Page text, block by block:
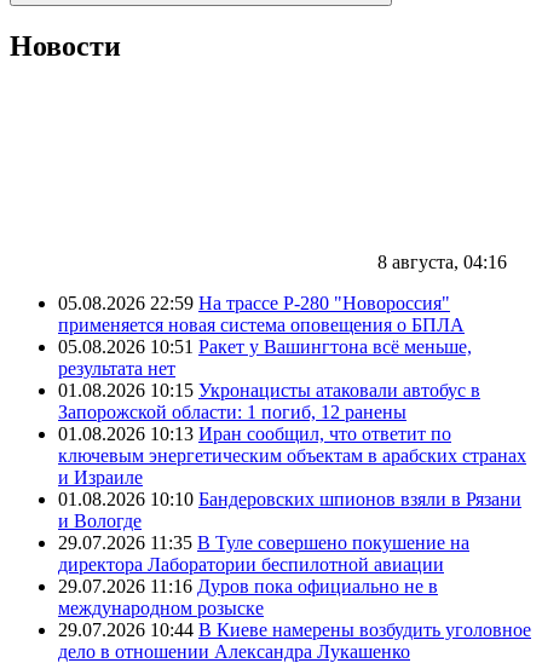
Новости
8 августа, 04:16
05.08.2026 22:59 На трассе Р-280 "Новороссия"
применяется новая система оповещения о БПЛА
05.08.2026 10:51 Ракет у Вашингтона всё меньше,
результата нет
01.08.2026 10:15 Укронацисты атаковали автобус в
Запорожской области: 1 погиб, 12 ранены
01.08.2026 10:13 Иран сообщил, что ответит по
ключевым энергетическим объектам в арабских странах
и Израиле
01.08.2026 10:10 Бандеровских шпионов взяли в Рязани
и Вологде
29.07.2026 11:35 В Туле совершено покушение на
директора Лаборатории беспилотной авиации
29.07.2026 11:16 Дуров пока официально не в
международном розыске
29.07.2026 10:44 В Киеве намерены возбудить уголовное
дело в отношении Александра Лукашенко